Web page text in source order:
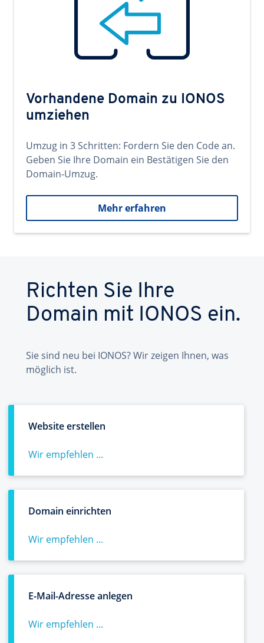
Vorhandene Domain zu IONOS
umziehen
Umzug in 3 Schritten: Fordern Sie den Code an.
Geben Sie Ihre Domain ein Bestätigen Sie den
Domain-Umzug.
Mehr erfahren
Richten Sie Ihre
Domain mit IONOS ein.
Sie sind neu bei IONOS? Wir zeigen Ihnen, was
möglich ist.
Website erstellen
Wir empfehlen ...
Domain einrichten
Wir empfehlen ...
E-Mail-Adresse anlegen
Wir empfehlen ...